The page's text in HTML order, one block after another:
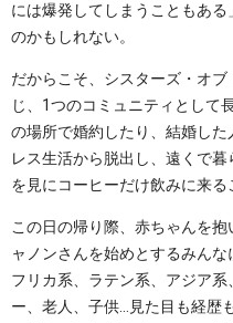
には爆発してしまうこともあ
のかもしれない。
だからこそ、シスターズ・オ
じ、1つのコミュニティとして
の場所で婚約したり、結婚し
レス生活から脱出し、遠くで
を見にコーヒーだけ飲みに来る
この日の帰り際、赤ちゃんを
ャノンさんを始めとするみん
フリカ系、ラテン系、アジア
ー、老人、子供…見た目も経歴